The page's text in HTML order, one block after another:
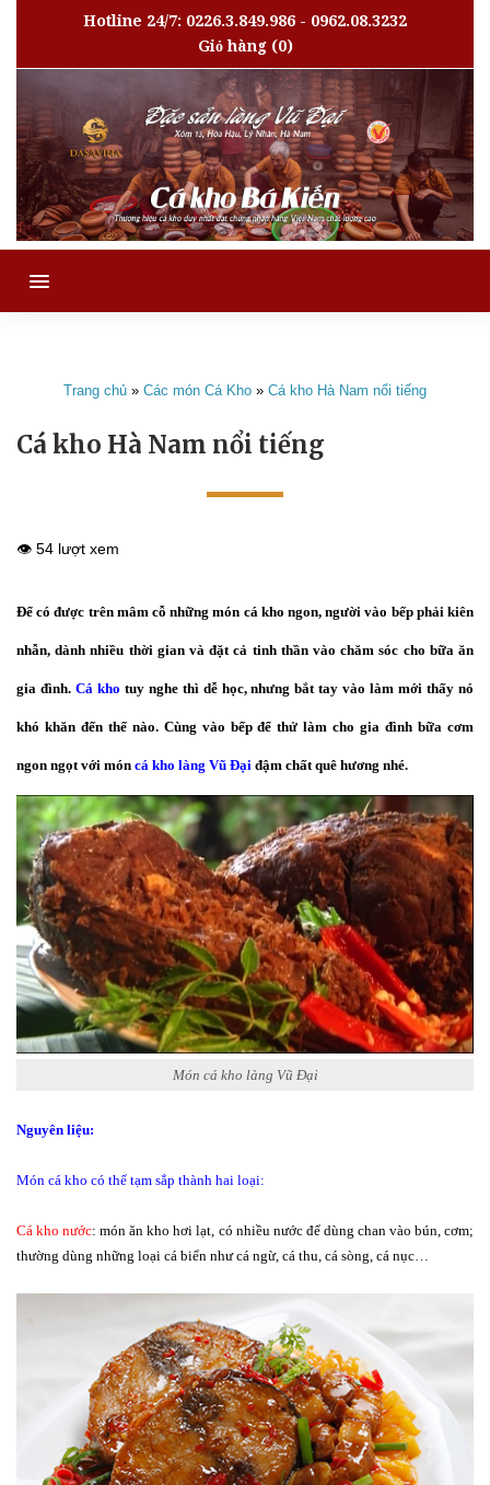
Hotline 24/7: 0226.3.849.986 - 0962.08.3232
Giỏ hàng(0)
MENU
Trang chủ » Các món Cá Kho » Cá kho Hà Nam nổi tiếng
Cá kho Hà Nam nổi tiếng
👁️ 54 lượt xem
Để có được trên mâm cỗ những món cá kho ngon, người vào bếp phải kiên
nhẫn, dành nhiều thời gian và đặt cả tinh thần vào chăm sóc cho bữa ăn
gia đình. Cá kho tuy nghe thì dễ học, nhưng bắt tay vào làm mới thấy nó
khó khăn đến thế nào. Cùng vào bếp để thử làm cho gia đình bữa cơm
ngon ngọt với món cá kho làng Vũ Đại đậm chất quê hương nhé.
Món cá kho làng Vũ Đại
Nguyên liệu:
Món cá kho có thể tạm sắp thành hai loại:
Cá kho nước: món ăn kho hơi lạt, có nhiều nước để dùng chan vào bún, cơm;
thường dùng những loại cá biển như cá ngừ, cá thu, cá sòng, cá nục…